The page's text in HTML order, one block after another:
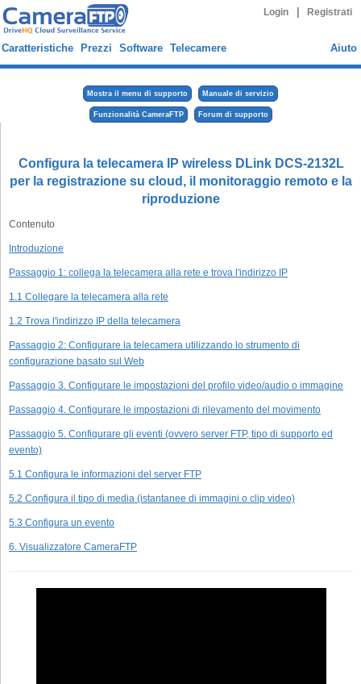
Login Registrati
Caratteristiche Prezzi Software Telecamere Aiuto
Mostra il menu di supporto Manuale di servizio
Funzionalità CameraFTP Forum di supporto
Configura la telecamera IP wireless DLink DCS-2132L
per la registrazione su cloud, il monitoraggio remoto e la
riproduzione
Contenuto
Introduzione
Passaggio 1: collega la telecamera alla rete e trova l'indirizzo IP
1.1 Collegare la telecamera alla rete
1.2 Trova l'indirizzo IP della telecamera
Passaggio 2: Configurare la telecamera utilizzando lo strumento di
configurazione basato sul Web
Passaggio 3. Configurare le impostazioni del profilo video/audio o immagine
Passaggio 4. Configurare le impostazioni di rilevamento del movimento
Passaggio 5. Configurare gli eventi (ovvero server FTP, tipo di supporto ed
evento)
5.1 Configura le informazioni del server FTP
5.2 Configura il tipo di media (istantanee di immagini o clip video)
5.3 Configura un evento
6. Visualizzatore CameraFTP